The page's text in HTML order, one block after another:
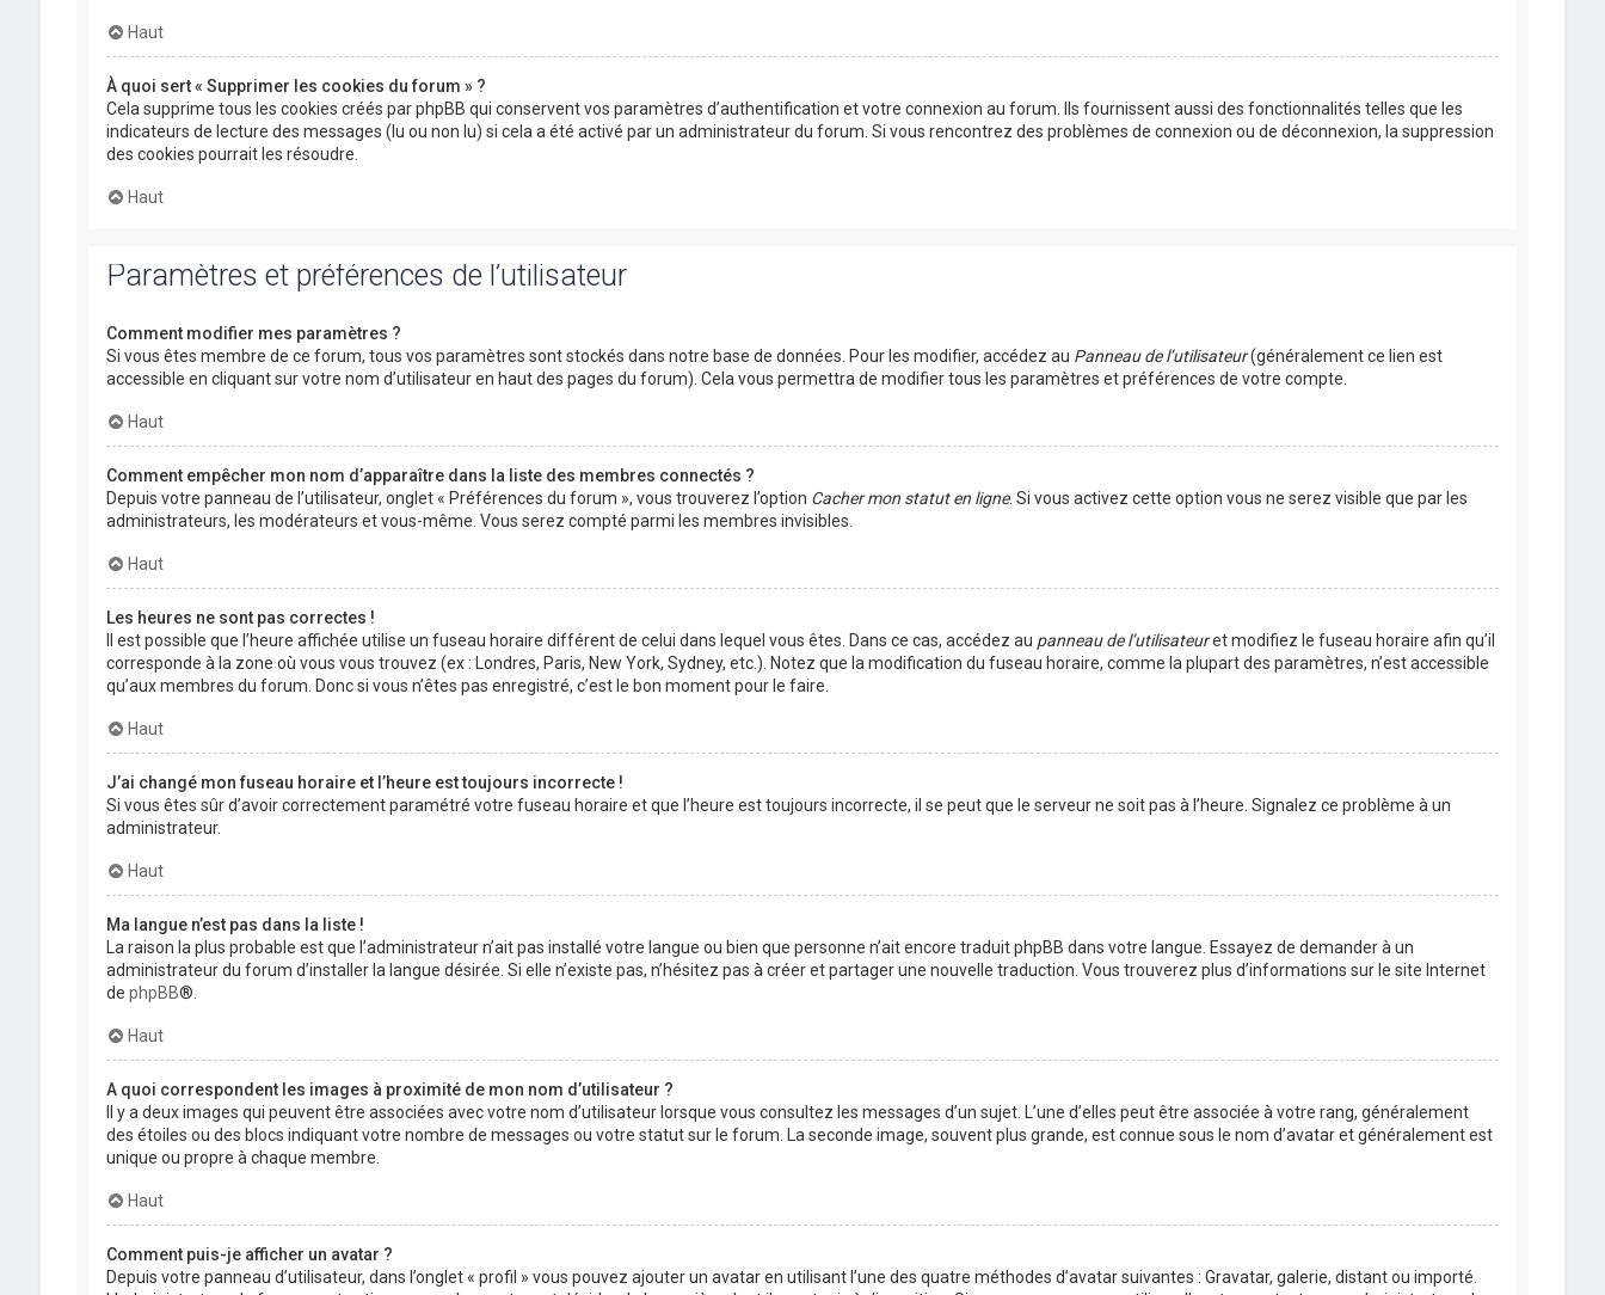
Haut
À quoi sert « Supprimer les cookies du forum » ?
Cela supprime tous les cookies créés par phpBB qui conservent vos paramètres d’authentification et votre connexion au forum. Ils fournissent aussi des fonctionnalités telles que les
indicateurs de lecture des messages (lu ou non lu) si cela a été activé par un administrateur du forum. Si vous rencontrez des problèmes de connexion ou de déconnexion, la suppression
des cookies pourrait les résoudre.
Haut
Paramètres et préférences de l’utilisateur
Comment modifier mes paramètres ?
Si vous êtes membre de ce forum, tous vos paramètres sont stockés dans notre base de données. Pour les modifier, accédez au Panneau de l’utilisateur(généralement ce lien est
accessible en cliquant sur votre nom d’utilisateur en haut des pages du forum). Cela vous permettra de modifier tous les paramètres et préférences de votre compte.
Haut
Comment empêcher mon nom d’apparaître dans la liste des membres connectés ?
Depuis votre panneau de l’utilisateur, onglet « Préférences du forum », vous trouverez l’option Cacher mon statut en ligne. Si vous activez cette option vous ne serez visible que par les
administrateurs, les modérateurs et vous-même. Vous serez compté parmi les membres invisibles.
Haut
Les heures ne sont pas correctes !
Il est possible que l’heure affichée utilise un fuseau horaire différent de celui dans lequel vous êtes. Dans ce cas, accédez au panneau de l’utilisateuret modifiez le fuseau horaire afin qu’il
corresponde à la zone où vous vous trouvez (ex : Londres, Paris, New York, Sydney, etc.). Notez que la modification du fuseau horaire, comme la plupart des paramètres, n’est accessible
qu’aux membres du forum. Donc si vous n’êtes pas enregistré, c’est le bon moment pour le faire.
Haut
J’ai changé mon fuseau horaire et l’heure est toujours incorrecte !
Si vous êtes sûr d’avoir correctement paramétré votre fuseau horaire et que l’heure est toujours incorrecte, il se peut que le serveur ne soit pas à l’heure. Signalez ce problème à un
administrateur.
Haut
Ma langue n’est pas dans la liste !
La raison la plus probable est que l’administrateur n’ait pas installé votre langue ou bien que personne n’ait encore traduit phpBB dans votre langue. Essayez de demander à un
administrateur du forum d’installer la langue désirée. Si elle n’existe pas, n’hésitez pas à créer et partager une nouvelle traduction. Vous trouverez plus d’informations sur le site Internet
de phpBB®.
Haut
A quoi correspondent les images à proximité de mon nom d’utilisateur ?
Il y a deux images qui peuvent être associées avec votre nom d’utilisateur lorsque vous consultez les messages d’un sujet. L’une d’elles peut être associée à votre rang, généralement
des étoiles ou des blocs indiquant votre nombre de messages ou votre statut sur le forum. La seconde image, souvent plus grande, est connue sous le nom d’avatar et généralement est
unique ou propre à chaque membre.
Haut
Comment puis-je afficher un avatar ?
Depuis votre panneau d’utilisateur, dans l’onglet « profil » vous pouvez ajouter un avatar en utilisant l’une des quatre méthodes d’avatar suivantes : Gravatar, galerie, distant ou importé.